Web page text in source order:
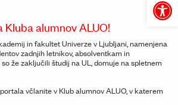
Open
toolbar
alumnov ALUO!
in fakultet Univerze v Ljubljani, namenjena
zadnjih letnikov, absolventkam in
že zaključili študij na UL, domuje na spletnem
včlanite v Klub alumnov ALUO, v katerem